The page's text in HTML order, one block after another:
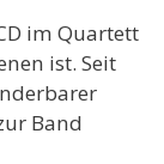
im Quartett
ist. Seit
Band